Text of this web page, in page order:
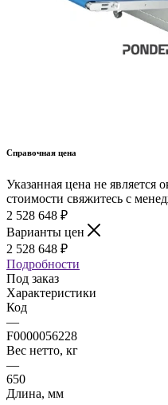
Справочная цена
Указанная цена не является
стоимости свяжитесь с
2 528 648 ₽
Варианты цен
2 528 648 ₽
Подробности
Под заказ
Характеристики
Код
—
F0000056228
Вес нетто, кг
—
650
Длина, мм